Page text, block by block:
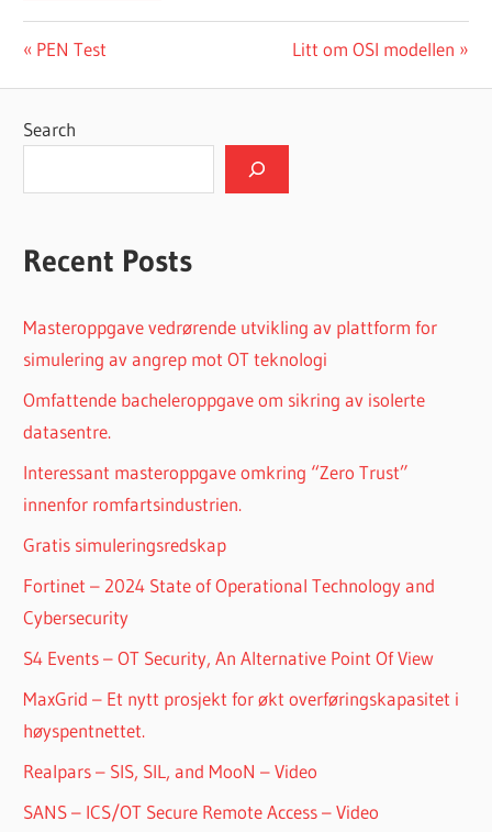
Post
navigation
Previous
PEN Test
Next
Litt om OSI modellen
Search
Recent Posts
Masteroppgave vedrørende utvikling av plattform for
simulering av angrep mot OT teknologi
Omfattende bacheleroppgave om sikring av isolerte
datasentre.
Interessant masteroppgave omkring “Zero Trust”
innenfor romfartsindustrien.
Gratis simuleringsredskap
Fortinet – 2024 State of Operational Technology and
Cybersecurity
S4 Events – OT Security, An Alternative Point Of View
MaxGrid – Et nytt prosjekt for økt overføringskapasitet i
høyspentnettet.
Realpars – SIS, SIL, and MooN – Video
SANS – ICS/OT Secure Remote Access – Video